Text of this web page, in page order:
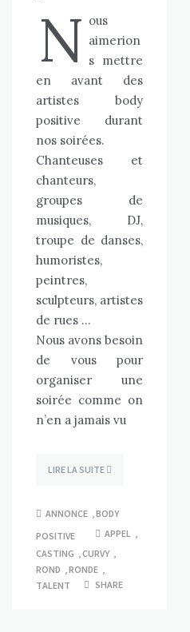
N ous
aimerion
s mettre
en avant des
artistes body
positive durant
nos soirées.
Chanteuses et
chanteurs,
groupes de
musiques, DJ,
troupe de danses,
humoristes,
peintres,
sculpteurs, artistes
de rues …
Nous avons besoin
de vous pour
organiser une
soirée comme on
n’en a jamais vu
LIRE LA SUITE
ANNONCE ,BODY
POSITIVE
APPEL ,
CASTING ,CURVY ,
ROND ,RONDE ,
TALENT
SHARE